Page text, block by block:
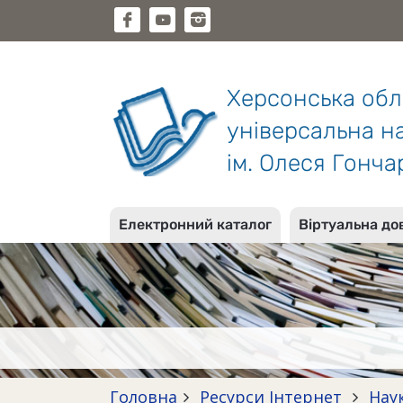
Херсонська
універсальна
ім. Олеся
Електронний каталог Віртуальна
Головна Ресурси Інтернет